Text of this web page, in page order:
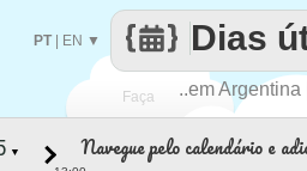
Faça ..em Argentina
Dias
PT| EN ▼
▼ Navegue pelo calendário e